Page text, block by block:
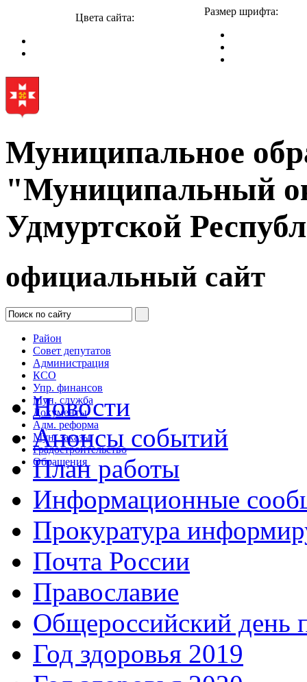
Цвета сайта:
Размер шрифта:
Муниципальное
"Муниципальный
Удмуртской
официальный сайт
Район
Совет депутатов
Администрация
КСО
Упр. финансов
Мун. служба
Документы
Адм. реформа
Мун. заказы
Градостроительство
Обращения
Новости
Анонсы событий
План работы
Информационные
Прокуратура
Почта России
Православие
Общероссийский день
Год здоровья 2019